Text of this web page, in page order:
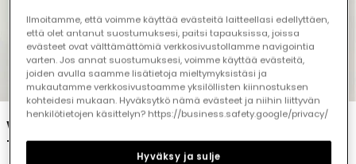
1 2 3 4 5
White printed Thunder Power girls\' knitted
T-shirt
Ilmoitamme, että voimme käyttää evästeitä laitteellasi edellyttäen,
että olet antanut suostumuksesi, paitsi tapauksissa, joissa
evästeet ovat välttämättömiä verkkosivustollamme navigointia
varten. Jos annat suostumuksesi, voimme käyttää evästeitä,
joiden avulla saamme lisätietoja mieltymyksistäsi ja
mukautamme verkkosivustoamme yksilöllisten kiinnostuksen
kohteidesi mukaan. Hyväksytkö nämä evästeet ja niihin liittyvän
henkilötietojen käsittelyn? https://business.safety.google/privacy/
Hyväksy ja sulje